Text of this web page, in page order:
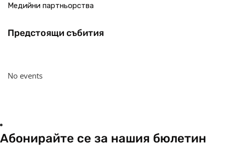
Медийни партньорства
Предстоящи събития
No events
Абонирайте се за нашия бюлетин